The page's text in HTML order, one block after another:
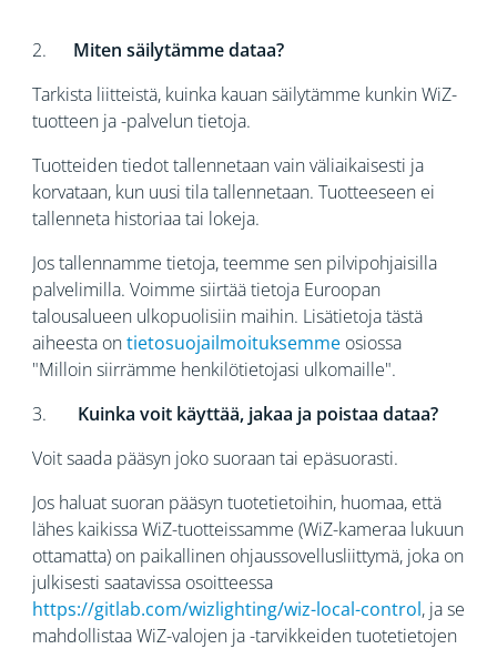
2. Miten säilytämme dataa?
Tarkista liitteistä, kuinka kauan säilytämme kunkin WiZ-
tuotteen ja -palvelun tietoja.
Tuotteiden tiedot tallennetaan vain väliaikaisesti ja
korvataan, kun uusi tila tallennetaan. Tuotteeseen ei
tallenneta historiaa tai lokeja.
Jos tallennamme tietoja, teemme sen pilvipohjaisilla
palvelimilla. Voimme siirtää tietoja Euroopan
talousalueen ulkopuolisiin maihin. Lisätietoja tästä
aiheesta ontietosuojailmoituksemmeosiossa
"Milloin siirrämme henkilötietojasi ulkomaille".
3. Kuinka voit käyttää, jakaa ja poistaa dataa?
Voit saada pääsyn joko suoraan tai epäsuorasti.
Jos haluat suoran pääsyn tuotetietoihin, huomaa, että
lähes kaikissa WiZ-tuotteissamme (WiZ-kameraa lukuun
ottamatta) on paikallinen ohjaussovellusliittymä, joka on
julkisesti saatavissa osoitteessa
https://gitlab.com/wizlighting/wiz-local-control, ja se
mahdollistaa WiZ-valojen ja -tarvikkeiden tuotetietojen